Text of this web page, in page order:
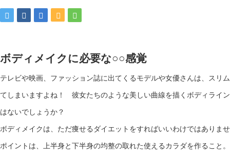
ボディメイクに必要な○○感覚
テレビや映画、ファッション誌に出てくるモデルや女優さんは、スリ
てしまいますよね！ 彼女たちのような美しい曲線を描くボディライ
はないでしょうか？
ボディメイクは、ただ痩せるダイエットをすればいいわけではありま
ポイントは、上半身と下半身の均整の取れた使えるカラダを作ること